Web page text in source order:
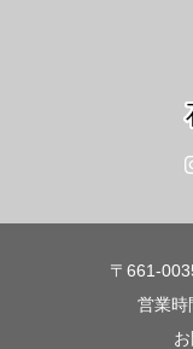
〒661-
営業時